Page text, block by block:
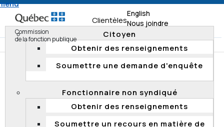
Commission
de la fonction publique
English
Nous joindre
Clientèles
Citoyen
Obtenir des renseignements
Soumettre une demande d'enquête
Fonctionnaire non syndiqué
Obtenir des renseignements
Soumettre un recours en matière de
Accueil Clientèles
Administrateur d'État
Soumettre un recours en matière de harcèlement
psychologique